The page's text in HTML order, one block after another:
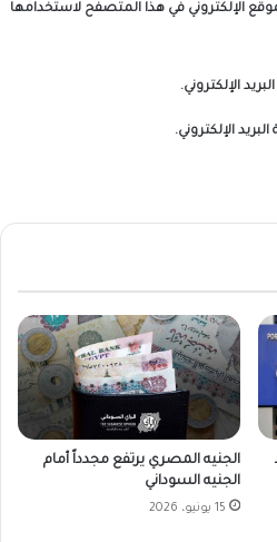
الإلكتروني في هذا المتصفح لاستخدامها
الإلكتروني.
الإلكتروني.
الجنيه المصري يرتفع مجدداً أمام
الجنيه السوداني
15 يونيو، 2026